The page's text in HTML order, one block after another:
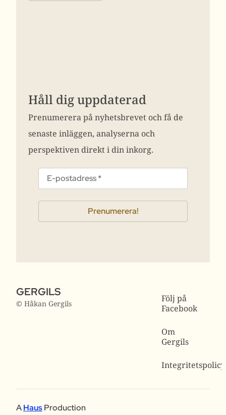
Håll dig uppdaterad
Prenumerera på nyhetsbrevet och få de
senaste inläggen, analyserna och
perspektiven direkt i din inkorg.
GERGILS
© Håkan Gergils
Följ på
Facebook
Om
Gergils
Integritetspolicy
AHausProduction